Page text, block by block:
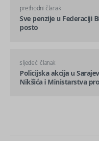
prethodni članak
Sve penzije u Federaciji
posto
sljedeći članak
Policijska akcija u
Nikšića i Ministarstva